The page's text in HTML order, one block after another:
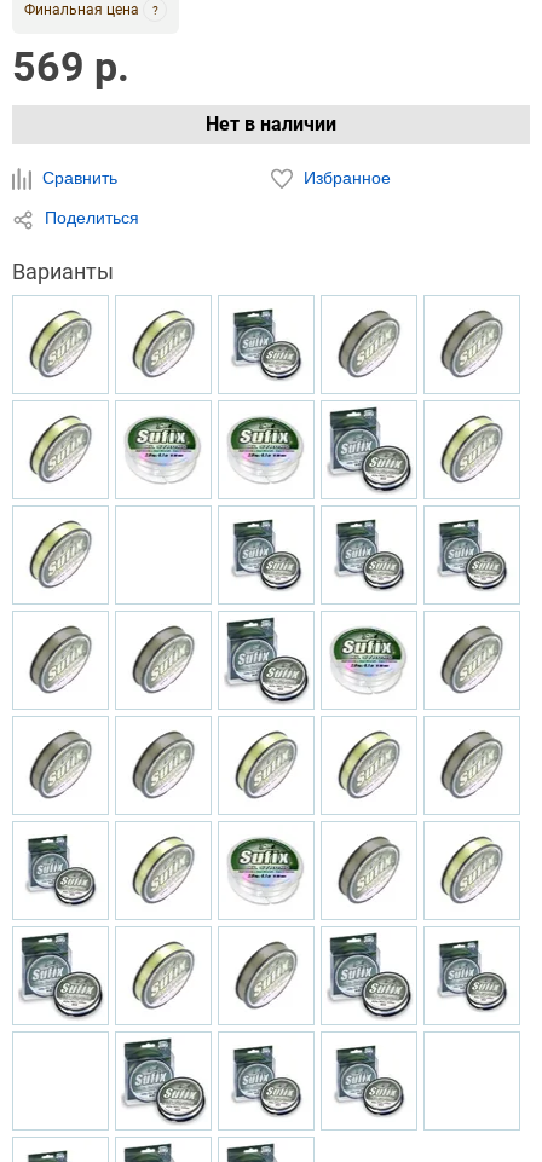
Финальная цена ?
569 р.
Нет в наличии
Сравнить Избранное
Поделиться
Варианты